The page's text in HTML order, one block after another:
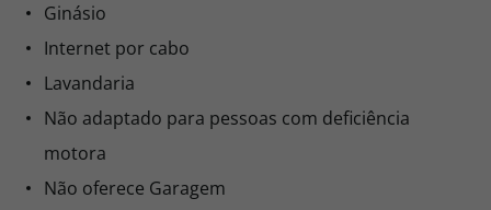
Ginásio
Internet por cabo
Lavandaria
Não adaptado para pessoas com deficiência
motora
Não oferece Garagem